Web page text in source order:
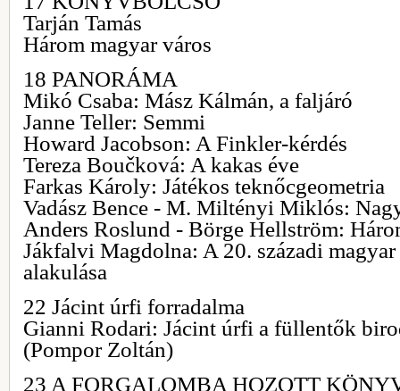
Tarján Tamás
Három magyar város
18 PANORÁMA
Mikó Csaba: Mász Kálmán, a faljáró
Janne Teller: Semmi
Howard Jacobson: A Finkler-kérdés
Tereza Boučková: A kakas éve
Farkas Károly: Játékos teknőcgeometria
Vadász Bence - M. Miltényi Miklós:
Anders Roslund - Börge Hellström:
Jákfalvi Magdolna: A 20. századi
alakulása
22 Jácint úrfi forradalma
Gianni Rodari: Jácint úrfi a füllentők
(Pompor Zoltán)
23 A FORGALOMBA HOZOTT